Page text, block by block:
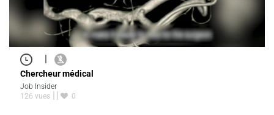
|
Chercheur médical
Job Insider
126 vues
0